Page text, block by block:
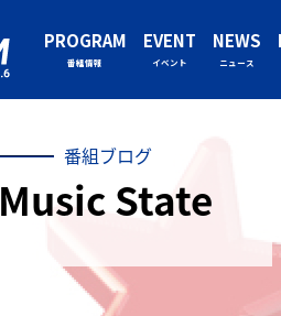
PROGRAM
番組情報
EVENT
イベント
NEWS
ニュース
番組ブログ
Music State